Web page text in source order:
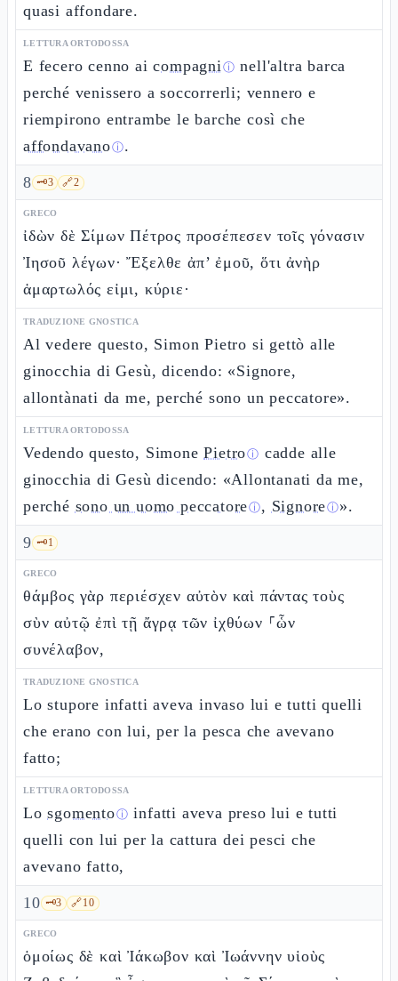
quasi affondare.
LETTURA ORTODOSSA
E fecero cenno aicompagniⓘ nell'altra barca
perché venissero a soccorrerli; vennero e
riempirono entrambe le barche così che
affondavanoⓘ.
8 🗝️3 🔗2
GRECO
ἰδὼν δὲ Σίμων Πέτρος προσέπεσεν τοῖς γόνασιν
Ἰησοῦ λέγων· Ἔξελθε ἀπ’ ἐμοῦ, ὅτι ἀνὴρ
ἁμαρτωλός εἰμι, κύριε·
TRADUZIONE GNOSTICA
Al vedere questo, Simon Pietro si gettò alle
ginocchia di Gesù, dicendo: «Signore,
allontànati da me, perché sono un peccatore».
LETTURA ORTODOSSA
Vedendo questo, SimonePietroⓘ cadde alle
ginocchia di Gesù dicendo: «Allontanati da me,
perché sono un uomo peccatoreⓘ, Signoreⓘ».
9 🗝️1
GRECO
θάμβος γὰρ περιέσχεν αὐτὸν καὶ πάντας τοὺς
σὺν αὐτῷ ἐπὶ τῇ ἄγρᾳ τῶν ἰχθύων ⸀ὧν
συνέλαβον,
TRADUZIONE GNOSTICA
Lo stupore infatti aveva invaso lui e tutti quelli
che erano con lui, per la pesca che avevano
fatto;
LETTURA ORTODOSSA
Losgomentoⓘ infatti aveva preso lui e tutti
quelli con lui per la cattura dei pesci che
avevano fatto,
10 🗝️3 🔗10
GRECO
ὁμοίως δὲ καὶ Ἰάκωβον καὶ Ἰωάννην υἱοὺς